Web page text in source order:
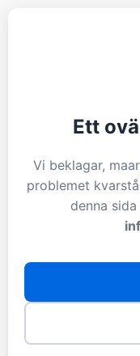
Ett
Vi beklagar,
problemet
denna